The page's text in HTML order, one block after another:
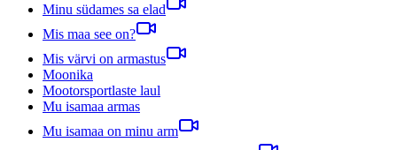
Minu südames sa elad
Mis maa see on?
Mis värvi on armastus
Moonika
Mootorsportlaste laul
Mu isamaa armas
Mu isamaa on minu arm